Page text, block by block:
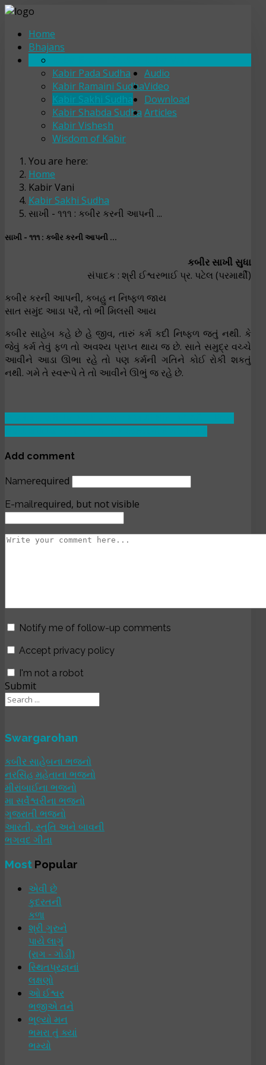
Home
Bhajans
Kabir Pada Sudha
Kabir Ramaini Sudha
Kabir Sakhi Sudha
Kabir Shabda Sudha
Kabir Vishesh
Wisdom of Kabir
Audio
Video
Download
Articles
You are here:
Home
Kabir Vani
Kabir Sakhi Sudha
સાખી - ૧૧૧ : કબીર કરની આપની ...
સાખી - ૧૧૧ : કબીર કરની આપની ...
કબીર સાખી સુધા
સંપાદક : શ્રી ઈશ્વરભાઈ પ્ર. પટેલ (પરમાર્થી)
કબીર કરની આપની, કબહુ ન નિષ્ફળ જાય
સાત સમુંદ આડા પરૈ, તો ભી મિલસી આય
કબીર સાહેબ કહે છે હે જીવ, તારું કર્મ કદી નિષ્ફળ જતું નથી. કે
જેવું કર્મ તેવું ફળ તો અવશ્ય પ્રાપ્ત થાય જ છે. સાતે સમુદ્ર વચ્ચે
આવીને આડા ઊભા રહે તો પણ કર્મની ગતિને કોઈ રોકી શકતું
નથી. ગમે તે સ્વરૂપે તે તો આવીને ઊભું જ રહે છે.
Add comment
Namerequired
E-mailrequired, but not visible
Notify me of follow-up comments
Accept privacy policy
I'm not a robot
Submit
Swargarohan
કબીર સાહેબના ભજનો
નરસિંહ મહેતાના ભજનો
મીરાંબાઈના ભજનો
મા સર્વેશ્વરીના ભજનો
ગુજરાતી ભજનો
આરતી, સ્તુતિ અને બાવની
ભગવદ ગીતા
Most Popular
એવી છે
કુદરતની
કળા
શ્રી ગુરુને
પાયે લાગું
(રાગ - ગોડી)
સ્થિતપ્રજ્ઞનાં
લક્ષણો
ઓ ઈશ્વર
ભજીએ તને
ભૂલ્યો મન
ભમરા તું ક્યાં
ભમ્યો